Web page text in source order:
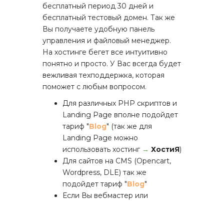
бесплатный период 30 дней и
бесплатный тестовый домен. Так же
Вы получаете удобную панель
управления и файловый менеджер.
На хостинге бегет все интуитивно
понятно и просто. У Вас всегда будет
вежливая техподдержка, которая
поможет с любым вопросом.
Для различных PHP скриптов и
Landing Page вполне подойдет
тариф "Blog" (так же для
Landing Page можно
использовать хостинг → ХостиЯ)
Для сайтов на CMS (Opencart,
Wordpress, DLE) так же
подойдет тариф "Blog"
Если Вы вебмастер или